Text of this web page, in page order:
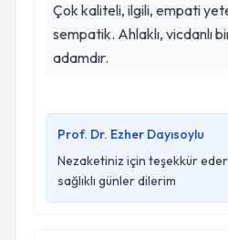
Çok kaliteli, ilgili, empati
sempatik. Ahlaklı, vicdanlı
adamdır.
Prof. Dr. Ezher Dayısoylu
Nezaketiniz için teşekkür
sağlıklı günler dilerim